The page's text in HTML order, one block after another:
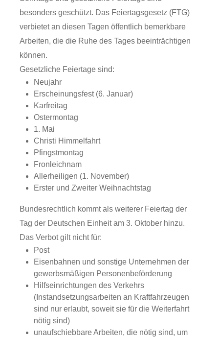
besonders geschützt. Das Feiertagsgesetz (FTG)
verbietet an diesen Tagen öffentlich bemerkbare
Arbeiten, die die Ruhe des Tages beeinträchtigen
können.
Gesetzliche Feiertage sind:
Neujahr
Erscheinungsfest (6. Januar)
Karfreitag
Ostermontag
1. Mai
Christi Himmelfahrt
Pfingstmontag
Fronleichnam
Allerheiligen (1. November)
Erster und Zweiter Weihnachtstag
Bundesrechtlich kommt als weiterer Feiertag der
Tag der Deutschen Einheit am 3. Oktober hinzu.
Das Verbot gilt nicht für:
Post
Eisenbahnen und sonstige Unternehmen der
gewerbsmäßigen Personenbeförderung
Hilfseinrichtungen des Verkehrs
(Instandsetzungsarbeiten an Kraftfahrzeugen
sind nur erlaubt, soweit sie für die Weiterfahrt
nötig sind)
unaufschiebbare Arbeiten, die nötig sind, um